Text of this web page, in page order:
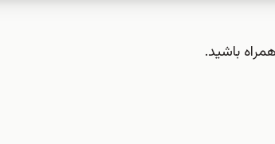
باشید.